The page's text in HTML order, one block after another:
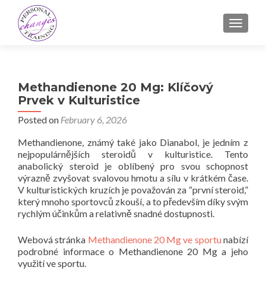
Methandienone 20 Mg: Klíčový
Prvek v Kulturistice
Posted on February 6, 2026
Methandienone, známý také jako Dianabol, je jedním z
nejpopulárnějších steroidů v kulturistice. Tento
anabolický steroid je oblíbený pro svou schopnost
výrazně zvyšovat svalovou hmotu a sílu v krátkém čase.
V kulturistických kruzích je považován za “první steroid,”
který mnoho sportovců zkouší, a to především díky svým
rychlým účinkům a relativně snadné dostupnosti.
Webová stránka Methandienone 20 Mg ve sportunabízí
podrobné informace o Methandienone 20 Mg a jeho
využití ve sportu.